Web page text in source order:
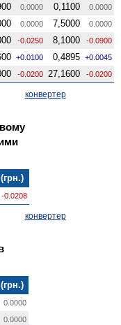
0.0000 0,1100 0.0000
0.0000 7,5000 0.0000
-0.0250 8,1000 -0.0900
+0.0100 0,4895 +0.0045
-0.0200 27,1600 -0.0200
конвертер
-0.0208
конвертер
0.0000
0.0000